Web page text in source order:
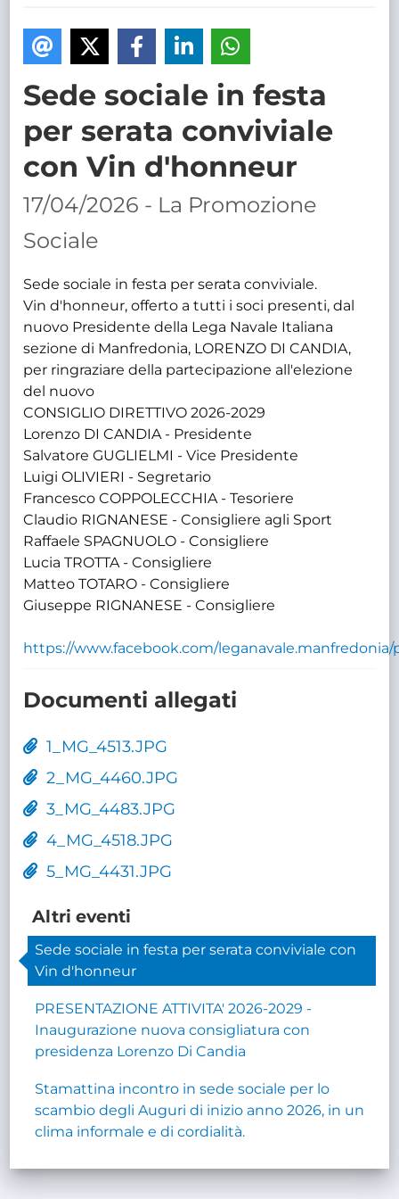
Sede sociale in festa
per serata conviviale
con Vin d'honneur
17/04/2026 - La Promozione
Sociale
Sede sociale in festa per serata conviviale.
Vin d'honneur, offerto a tutti i soci presenti, dal
nuovo Presidente della Lega Navale Italiana
sezione di Manfredonia, LORENZO DI CANDIA,
per ringraziare della partecipazione all'elezione
del nuovo
CONSIGLIO DIRETTIVO 2026-2029
Lorenzo DI CANDIA - Presidente
Salvatore GUGLIELMI - Vice Presidente
Luigi OLIVIERI - Segretario
Francesco COPPOLECCHIA - Tesoriere
Claudio RIGNANESE - Consigliere agli Sport
Raffaele SPAGNUOLO - Consigliere
Lucia TROTTA - Consigliere
Matteo TOTARO - Consigliere
Giuseppe RIGNANESE - Consigliere
https://www.facebook.com/leganavale.manfredonia/
Documenti allegati
1_MG_4513.JPG
2_MG_4460.JPG
3_MG_4483.JPG
4_MG_4518.JPG
5_MG_4431.JPG
Altri eventi
Sede sociale in festa per serata conviviale con
Vin d'honneur
PRESENTAZIONE ATTIVITA' 2026-2029 -
Inaugurazione nuova consigliatura con
presidenza Lorenzo Di Candia
Stamattina incontro in sede sociale per lo
scambio degli Auguri di inizio anno 2026, in un
clima informale e di cordialità.